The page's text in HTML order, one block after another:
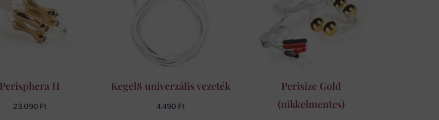
Perisphera H
23.090 Ft
Kegel8 univerzális vezeték
4.490 Ft
Perisize Gold
(nikkelmentes)